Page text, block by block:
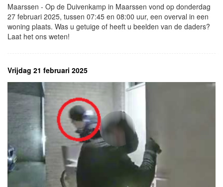
Maarssen - Op de Duivenkamp in Maarssen vond op donderdag
27 februari 2025, tussen 07:45 en 08:00 uur, een overval in een
woning plaats. Was u getuige of heeft u beelden van de daders?
Laat het ons weten!
Vrijdag 21 februari 2025